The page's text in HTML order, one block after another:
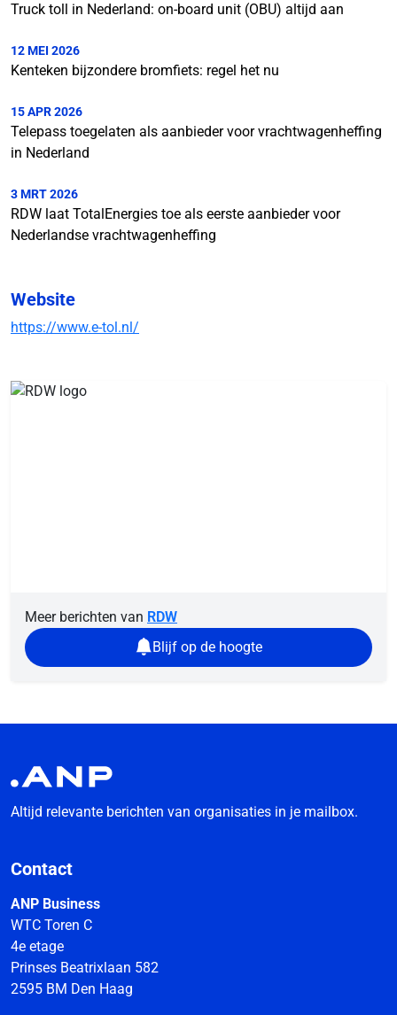
Truck toll in Nederland: on-board unit (OBU) altijd aan
12 MEI 2026
Kenteken bijzondere bromfiets: regel het nu
15 APR 2026
Telepass toegelaten als aanbieder voor vrachtwagenheffing
in Nederland
3 MRT 2026
RDW laat TotalEnergies toe als eerste aanbieder voor
Nederlandse vrachtwagenheffing
Website
https://www.e-tol.nl/
Meer berichten van RDW
Blijf op de hoogte
Altijd relevante berichten van organisaties in je mailbox.
Contact
ANP Business
WTC Toren C
4e etage
Prinses Beatrixlaan 582
2595 BM Den Haag